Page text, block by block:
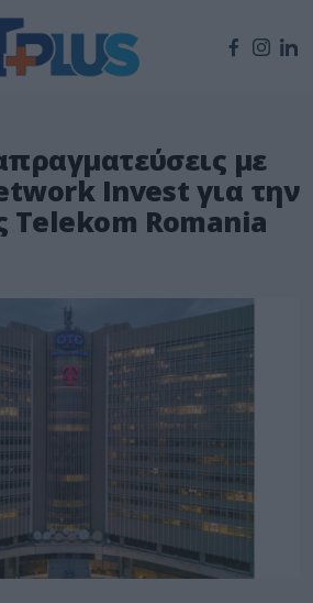
με
Invest για την
Romania